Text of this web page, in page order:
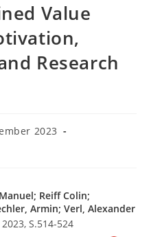
Value
Research
2023
Reiff Colin;
Armin; Verl, Alexander
S.514-524